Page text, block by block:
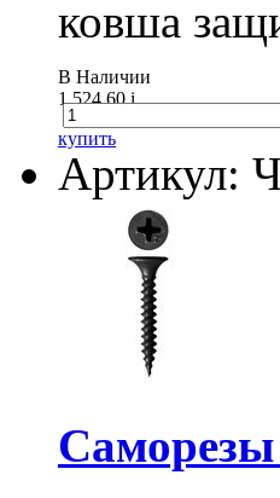
ковша
В Наличии
1 524.60i
купить
Артикул:
Саморезы